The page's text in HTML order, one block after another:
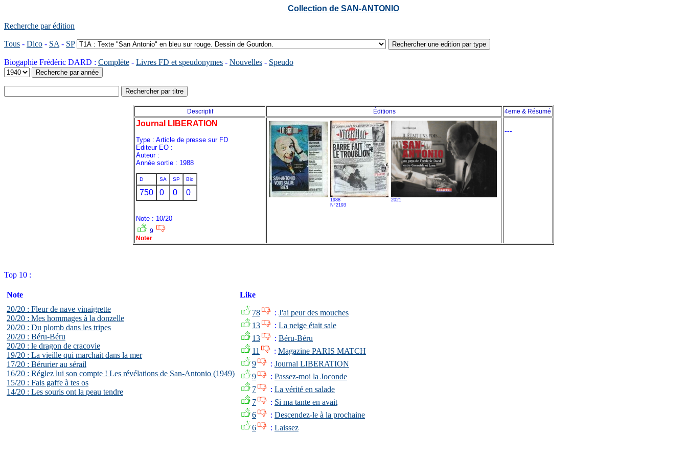
Collection de SAN-ANTONIO
Recherche par édition
Tous - Dico - SA - SP
Biogaphie Frédéric DARD : Complète - Livres FD et speudonymes - Nouvelles - Speudo
Descriptif Éditions 4eme & Résumé
Journal LIBERATION
Type : Article de presse sur FD
Editeur EO :
Auteur :
Année sortie : 1988
D SA SP Bio
750 0 0 0
Note : 10/20
9
Noter
1988
N°2193
2021
---
Top 10 :
Note
Like
20/20 : Fleur de nave vinaigrette
20/20 : Mes hommages à la donzelle
20/20 : Du plomb dans les tripes
20/20 : Béru-Béru
20/20 : le dragon de cracovie
19/20 : La vieille qui marchait dans la mer
17/20 : Bérurier au sérail
16/20 : Réglez lui son compte ! Les révélations de San-Antonio (1949)
15/20 : Fais gaffe à tes os
14/20 : Les souris ont la peau tendre
78 : J'ai peur des mouches
13
: La neige était sale
13
: Béru-Béru
11
: Magazine PARIS MATCH
9
: Journal LIBERATION
9
: Passez-moi la Joconde
7
: La vérité en salade
7
: Si ma tante en avait
6
: Descendez-le à la prochaine
6
: Laissez